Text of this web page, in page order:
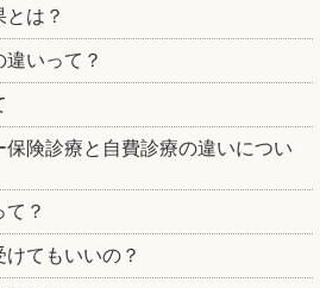
は？
いって？
険診療と自費診療の違いについ
？
てもいいの？